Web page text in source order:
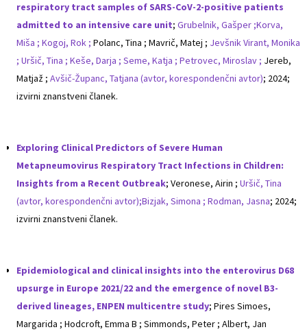
respiratory tract samples of SARS-CoV-2-positive patients
admitted to an intensive care unit; Grubelnik, Gašper ;Korva,
Miša ; Kogoj, Rok ; Polanc, Tina ; Mavrič, Matej ; Jevšnik Virant, Monika
; Uršič, Tina ; Keše, Darja ; Seme, Katja ; Petrovec, Miroslav ; Jereb,
Matjaž ; Avšič-Županc, Tatjana (avtor, korespondenčni avtor); 2024;
izvirni znanstveni članek.
Exploring Clinical Predictors of Severe Human
Metapneumovirus Respiratory Tract Infections in Children:
Insights from a Recent Outbreak; Veronese, Airin ; Uršič, Tina
(avtor, korespondenčni avtor);Bizjak, Simona ; Rodman, Jasna; 2024;
izvirni znanstveni članek.
Epidemiological and clinical insights into the enterovirus D68
upsurge in Europe 2021/22 and the emergence of novel B3-
derived lineages, ENPEN multicentre study; Pires Simoes,
Margarida ; Hodcroft, Emma B ; Simmonds, Peter ; Albert, Jan